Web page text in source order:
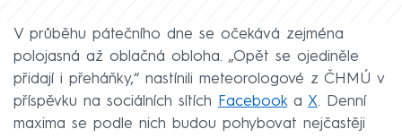
V průběhu pátečního dne se očekává zejména
polojasná až oblačná obloha. „Opět se ojediněle
přidají i přeháňky,“ nastínili meteorologové z ČHMÚ v
příspěvku na sociálních sítích
Facebooka X. Denní
maxima se podle nich budou pohybovat nejčastěji